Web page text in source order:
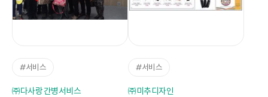
#서비스
㈜다사랑 간병서비스
#서비스
㈜미추디자인